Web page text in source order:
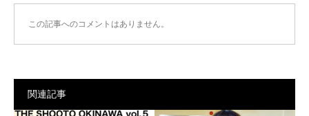
この記事へのコメントはありません。
関連記事